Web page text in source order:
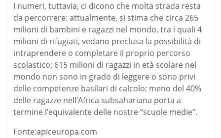
I numeri, tuttavia, ci dicono che molta strada resta
da percorrere: attualmente, si stima che circa 265
milioni di bambini e ragazzi nel mondo, tra i quali 4
milioni di rifugiati, vedano preclusa la possibilità di
intraprendere o completare il proprio percorso
scolastico; 615 milioni di ragazzi in età scolare nel
mondo non sono in grado di leggere o sono privi
delle competenze basilari di calcolo; meno del 40%
delle ragazze nell’Africa subsahariana porta a
termine l’equivalente delle nostre “scuole medie”.
Fonte:apiceuropa.com